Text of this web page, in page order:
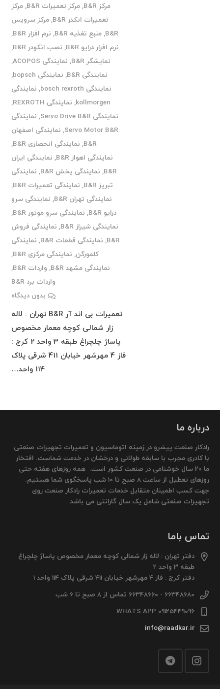
مرکز B&R
,مرکز تعمیرات B&R ,مرکز
تعمیرات انکدر B&R
,مرکز سرویس
B&R
,منبع تغذیه B&R , نرم افزار B&R
,
نرم افزار درایو B&R
, نصب انکودر B&R
,
نمایشگر B&R
, نمایندگی ACOPOS
,
نمایندگی B&R
, نمایندگی bopsch
,
نمایندگی bosch rexroth
, نمایندگی
kollmorgen
, نمایندگی REXROTH
,
نمایندگی Servo Drive B&R
, نمایندگی
Servo Motor B&R
, نمایندگی اصفهان
B&R
, نمایندگی انحصاری B&R
,
نمایندگی اهواز B&R
, نمایندگی ایران
B&R
, نمایندگی پخش B&R , نمایندگی
تبریز B&R
, نمایندگی تعمیرات B&R
,
نمایندگی تهران B&R
, نمایندگی سرو
درایو B&R
, نمایندگی سرو موتور B&R
,
نمایندگی شیراز B&R
, نمایندگی فروش
B&R
, نمایندگی قطعات B&R , نمایندگی
کلمورگن, نمایندگی مرکزی B&R
,
نمایندگی مشهد B&R
, واردات B&R
,
واردات برد B&R
بدون دیدگاه
تعمیرات بی اند آر B&R تهران : لاله
زار شمالی کوچه معمار مخصوص
پاساژ چلچراغ طبقه 3 واحد 2 کرج :
فاز 4 مهرشهر خیابان 411 شرقی پلاک
114 واحد…
درباره ما
رادکار صنعت پیشرو در زمینه اتوماسیون و تعمیرات تجهیزات صنعتی
با کادری مجرب با سابقه طولانی و درخشان در خدمت شماست. افتخار
ما 20 سال خوشنامی در صنعت کشور است. همه روزهای هفته حتی
روزهای تعطیل از ساعت 8 صبح تا 10 شب پاسخگوی شما هستیم.
جهت کسب اطمینان متقابل خدمات تعمیرات رادکار صنعت روی
تجهیزات صنعتی شامل یک سال گارانتی می باشد.
تماس باما
دفتر تهران : لاله زار شمالی کوچه معمار مخصوص پاساژ چلچراغ
طبقه 3 واحد 2
دفتر کرج : فاز 4 مهرشهر خیابان 411 شرقی پلاک 114 واحد 1
66348680 - 66348660 تماس از 8 صبح تا 6 شب
09125449096 WHATS APP
info@raadkar.ir